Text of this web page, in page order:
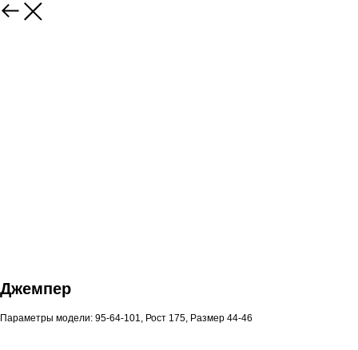
Джемпер
Параметры модели: 95-64-101, Рост 175, Размер 44-46